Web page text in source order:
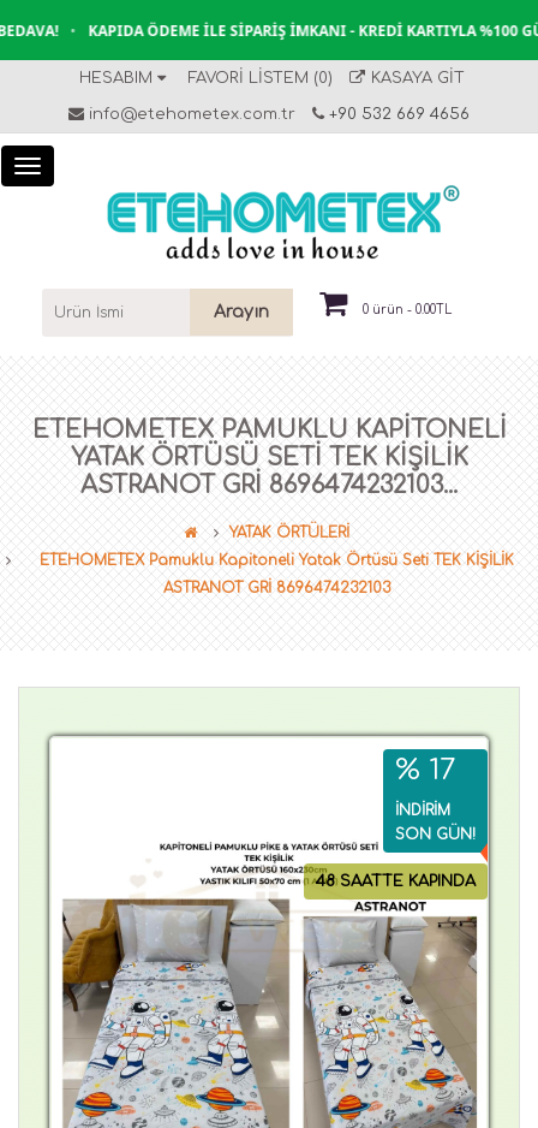
• KAPIDA ÖDEME İLE SIPARIŞ İMKANI - KREDI KARTIYLA %100
HESABIM FAVORI LISTEM (0) KASAYA GIT
info@etehometex.com.tr +90 532 669 4656
Arayın 0 ürün - 0.00TL
ETEHOMETEX PAMUKLU KAPITONELI
YATAK ÖRTÜSÜ SETI TEK KİŞİLİK
ASTRANOT GRİ 8696474232103...
YATAK ÖRTÜLERİ
ETEHOMETEX Pamuklu Kapitoneli Yatak Örtüsü Seti TEK KİŞİLİK
ASTRANOT GRİ 8696474232103
48 SAATTE KAPINDA
% 17
İNDİRİM
SON GÜN!